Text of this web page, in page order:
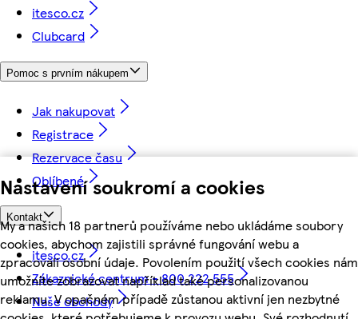
Nastavení soukromí a cookies
My a našich 18 partnerů používáme nebo ukládáme soubory
cookies, abychom zajistili správné fungování webu a
zpracovali osobní údaje. Povolením použití všech cookies nám
umožníte zobrazovat například také personalizovanou
reklamu. V opačném případě zůstanou aktivní jen nezbytné
itesco.cz
Clubcard
Pomoc s prvním nákupem
Jak nakupovat
Registrace
Rezervace času
Oblíbené
Kontakt
itesco.cz
Zákaznické centrum - 800 222 555
Naše obchody